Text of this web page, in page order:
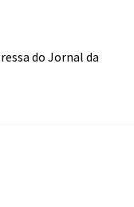
do Jornal da